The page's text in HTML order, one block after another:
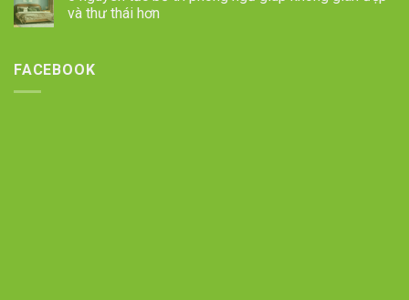
và thư thái hơn
FACEBOOK